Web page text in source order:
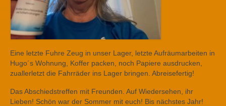
Eine letzte Fuhre Zeug in unser Lager, letzte Aufräumarbeiten in
Hugo´s Wohnung, Koffer packen, noch Papiere ausdrucken,
zuallerletzt die Fahrräder ins Lager bringen. Abreisefertig!
Das Abschiedstreffen mit Freunden. Auf Wiedersehen, ihr
Lieben! Schön war der Sommer mit euch! Bis nächstes Jahr!